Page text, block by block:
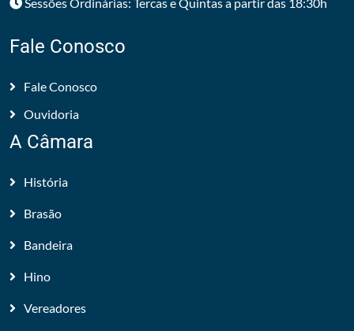
Fale Conosco
Fale Conosco
Ouvidoria
A Câmara
História
Brasão
Bandeira
Hino
Vereadores